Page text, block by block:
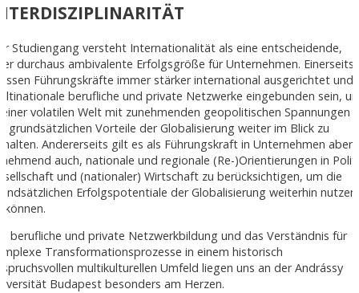
Studiengang versteht Internationalität als eine entscheidende,
durchaus ambivalente Erfolgsgröße für Unternehmen. Einerseits
Führungskräfte immer stärker international ausgerichtet und
berufliche und private Netzwerke eingebunden sein,
volatilen Welt mit zunehmenden geopolitischen Spannungen
grundsätzlichen Vorteile der Globalisierung weiter im Blick zu
Andererseits gilt es als Führungskraft in Unternehmen aber
auch, nationale und regionale (Re-)Orientierungen in
und (nationaler) Wirtschaft zu berücksichtigen, um die
Erfolgspotentiale der Globalisierung weiterhin nutzen
können.
berufliche und private Netzwerkbildung und das Verständnis für
Transformationsprozesse in einem historisch
multikulturellen Umfeld liegen uns an der Andrássy
Budapest besonders am Herzen.